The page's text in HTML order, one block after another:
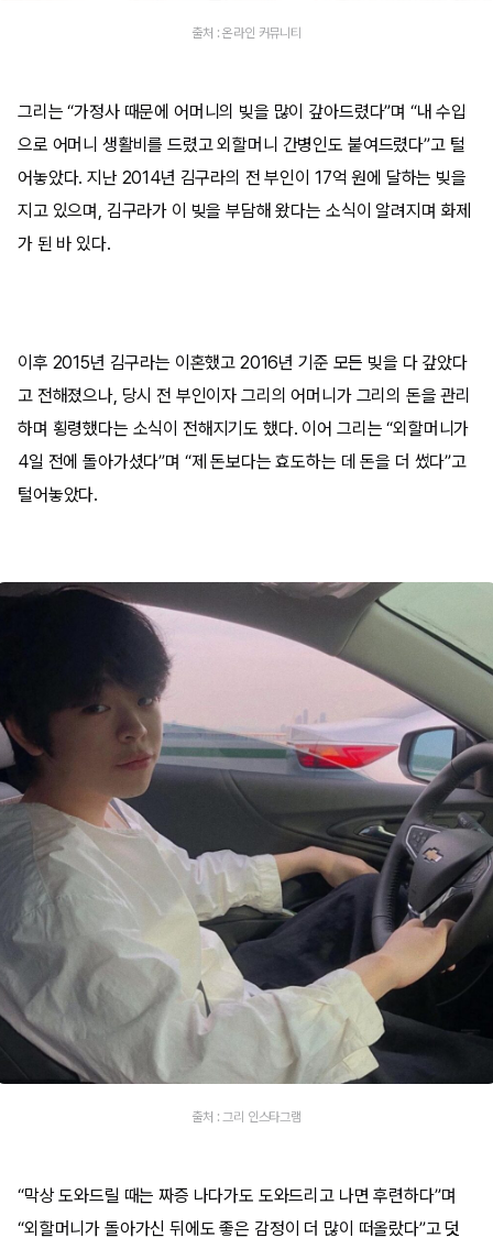
출처 : 온라인 커뮤니티
그리는 “가정사 때문에 어머니의 빚을 많이 갚아드렸다”며 “내 수입
으로 어머니 생활비를 드렸고 외할머니 간병인도 붙여드렸다”고 털
어놓았다. 지난 2014년 김구라의 전 부인이 17억 원에 달하는 빚을
지고 있으며, 김구라가 이 빚을 부담해 왔다는 소식이 알려지며 화제
가 된 바 있다.
이후 2015년 김구라는 이혼했고 2016년 기준 모든 빚을 다 갚았다
고 전해졌으나, 당시 전 부인이자 그리의 어머니가 그리의 돈을 관리
하며 횡령했다는 소식이 전해지기도 했다. 이어 그리는 “외할머니가
4일 전에 돌아가셨다”며 “제 돈보다는 효도하는 데 돈을 더 썼다”고
털어놓았다.
출처 : 그리 인스타그램
“막상 도와드릴 때는 짜증 나다가도 도와드리고 나면 후련하다”며
“외할머니가 돌아가신 뒤에도 좋은 감정이 더 많이 떠올랐다”고 덧